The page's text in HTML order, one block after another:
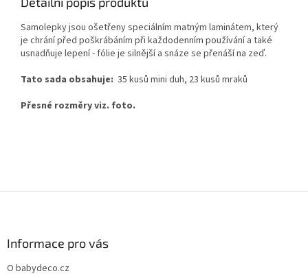
Samolepky jsou ošetřeny speciálním matným laminátem, který
je chrání před poškrábáním při každodenním používání a také
usnadňuje lepení - fólie je silnější a snáze se přenáší na zeď.
Tato sada obsahuje: 35 kusů mini duh, 23 kusů mraků
Přesné rozměry viz. foto.
Informace pro vás
O babydeco.cz